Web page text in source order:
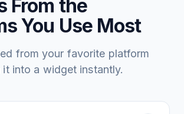
From the
You Use Most
from your favorite platform
it into a widget instantly.